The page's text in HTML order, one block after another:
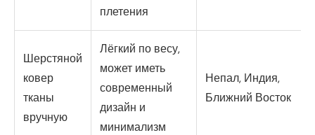
плетения
Шерстяной
ковер
тканы
вручную
Лёгкий по весу,
может иметь
современный
дизайн и
минимализм
Непал, Индия,
Ближний Восток